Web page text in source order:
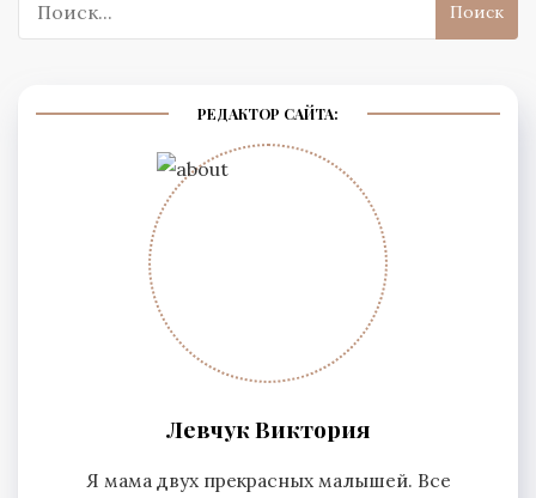
РЕДАКТОР САЙТА:
Левчук Виктория
Я мама двух прекрасных малышей. Все